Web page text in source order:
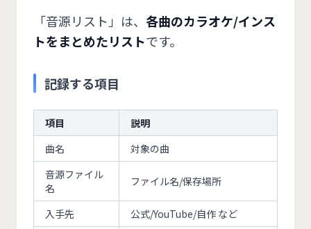
「音源リスト」は、 各曲のカラオケ/インス
トをまとめたリストです。
記録する項目
項目
説明
曲名
対象の曲
音源ファイル
名
ファイル名/保存場所
入手先 公式/YouTube/自作 など